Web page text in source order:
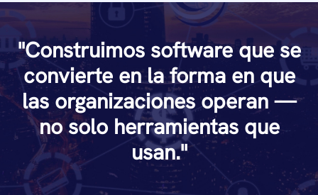
"Construimos software que se
convierte en la forma en que
las organizaciones operan —
no solo herramientas que
usan."